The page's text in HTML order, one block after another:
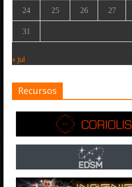
24 25 26 27
31
« Jul
Recursos